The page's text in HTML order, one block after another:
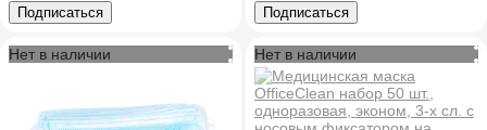
Подписаться Подписаться
Нет в наличии Нет в наличии